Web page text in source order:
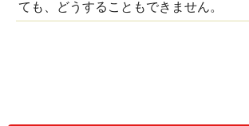
ても、どうすることもできません。